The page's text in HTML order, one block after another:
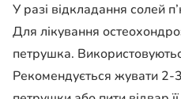
У разі відкладання солей
Для лікування
петрушка.
Рекомендується жувати 2-